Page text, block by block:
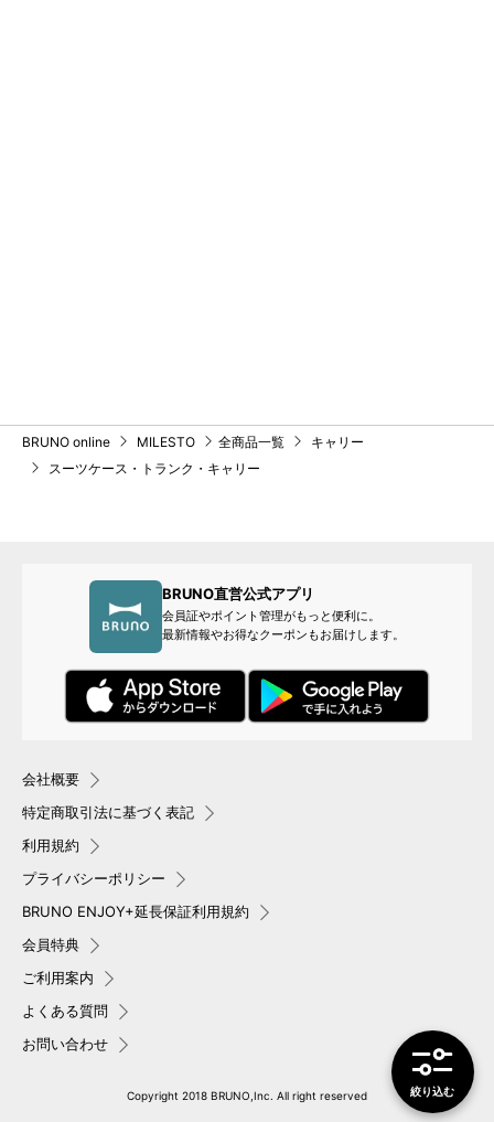
絞り込み
BRUNO online MILESTO 全商品一覧
キャリー
スーツケース・トランク・キャリー
BRUNO直営公式アプリ
会員証やポイント管理がもっと便利に。
最新情報やお得なクーポンもお届けします。
会社概要
特定商取引法に基づく表記
利用規約
プライバシーポリシー
BRUNO ENJOY+延長保証利用規約
会員特典
ご利用案内
よくある質問
お問い合わせ
Copyright 2018 BRUNO,Inc. All right reserved